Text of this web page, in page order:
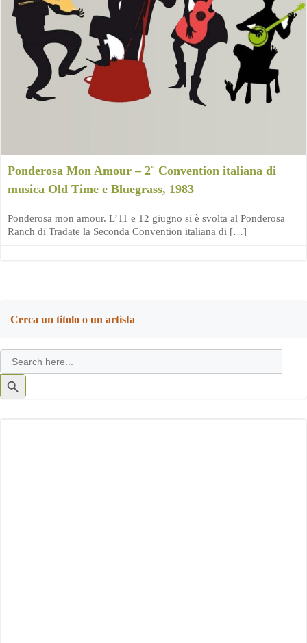
Ponderosa Mon Amour – 2˚ Convention italiana di
musica Old Time e Bluegrass, 1983
Ponderosa mon amour. L’11 e 12 giugno si è svolta al Ponderosa
Ranch di Tradate la Seconda Convention italiana di […]
Cerca un titolo o un artista
Search
for:
Search
Button